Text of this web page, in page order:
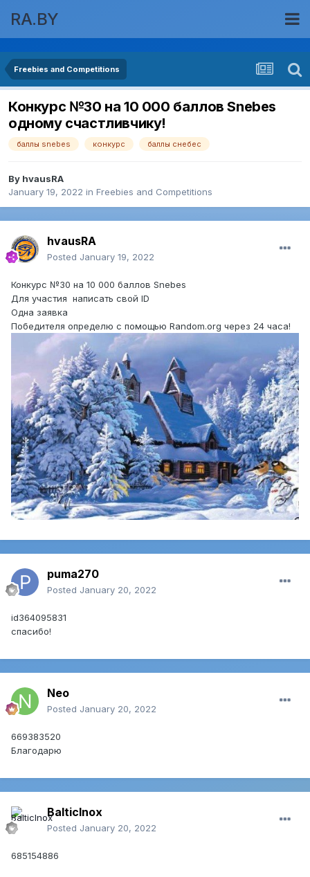
RA.BY
Freebies and Competitions
Конкурс №30 на 10 000 баллов Snebes
одному счастливчику!
баллы snebes конкурс баллы снебес
By hvausRA
January 19, 2022 in Freebies and Competitions
hvausRA
Posted January 19, 2022
Конкурс №30 на 10 000 баллов Snebes
Для участия написать свой ID
Одна заявка
Победителя определю с помощью Random.org через 24 часа!
puma270
Posted January 20, 2022
id364095831
cпасибо!
Neo
Posted January 20, 2022
669383520
Благодарю
BalticInox
Posted January 20, 2022
685154886